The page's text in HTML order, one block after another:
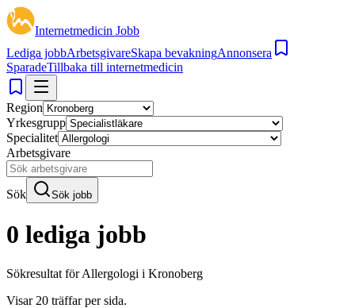
Internetmedicin Jobb
Lediga jobbArbetsgivareSkapa bevakningAnnonsera
SparadeTillbaka till internetmedicin
Region
Yrkesgrupp
Specialitet
Arbetsgivare
Sök Sök jobb
0 lediga jobb
Sökresultat förAllergologi i Kronoberg
Visar 20 träffar per sida.